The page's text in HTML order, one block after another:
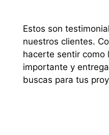
Estos son
nuestros clientes.
hacerte sentir como
importante y
buscas para tus